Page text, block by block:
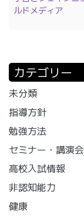
ルドメディア
カテゴリー
未分類
指導方針
勉強方法
セミナー・講演会
高校入試情報
非認知能力
健康